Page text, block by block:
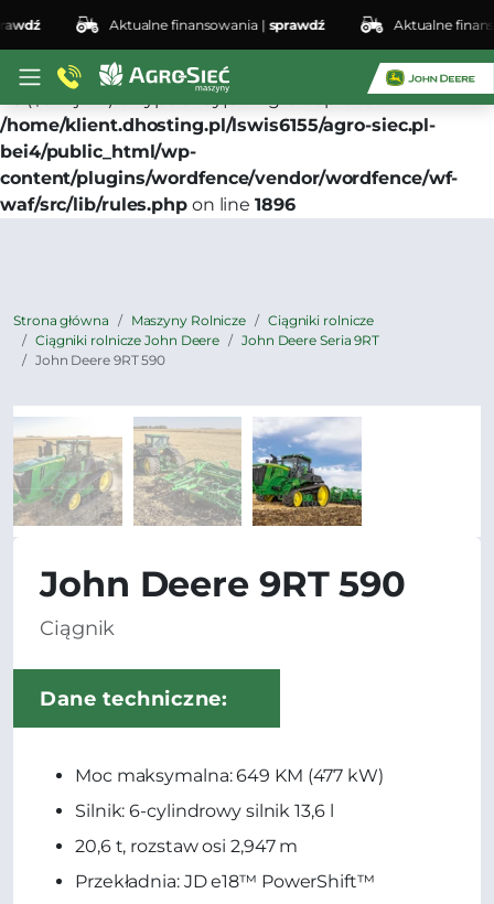
Deprecated: preg_replace(): Passing null to parameter
#3 ($subject) of type array|string is deprecated in
/home/klient.dhosting.pl/lswis6155/agro-siec.pl-
bei4/public_html/wp-
content/plugins/wordfence/vendor/wordfence/wf-
waf/src/lib/rules.phpon line1896
Aktualne finansowania |sprawdź Aktualne
Strona główna Maszyny Rolnicze
Ciągniki rolnicze
Ciągniki rolnicze John Deere
John Deere Seria 9RT
John Deere 9RT 590
John Deere 9RT 590
Ciągnik
Dane techniczne:
Moc maksymalna: 649 KM (477 kW)
Silnik: 6-cylindrowy silnik 13,6 l
20,6 t, rozstaw osi 2,947 m
Przekładnia: JD e18™ PowerShift™